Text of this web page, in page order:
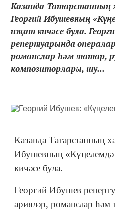
Казанда
Георгий Ибушевның
иҗат кичәсе була.
репертуарында
романслар һәм татар,
композиторлары, шу...
Казанда Татарстанның
Ибушевның «Күңелемдә
кичәсе була.
Георгий Ибушев
арияләр, романслар һәм